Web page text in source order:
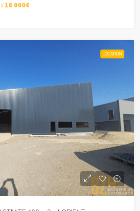
18 000€
LOCATION